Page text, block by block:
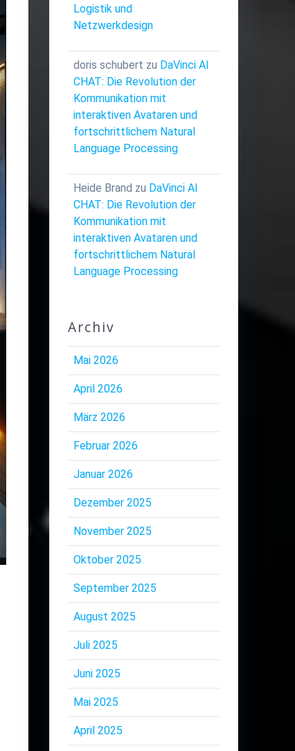
Logistik und
Netzwerkdesign
doris schubert zu DaVinci AI
CHAT: Die Revolution der
Kommunikation mit
interaktiven Avataren und
fortschrittlichem Natural
Language Processing
Heide Brand zu DaVinci AI
CHAT: Die Revolution der
Kommunikation mit
interaktiven Avataren und
fortschrittlichem Natural
Language Processing
Archiv
Mai 2026
April 2026
März 2026
Februar 2026
Januar 2026
Dezember 2025
November 2025
Oktober 2025
September 2025
August 2025
Juli 2025
Juni 2025
Mai 2025
April 2025